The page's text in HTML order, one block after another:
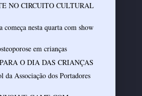
NO CIRCUITO CULTURAL
nesta quarta com show
em crianças
O DIA DAS CRIANÇAS
da Associação dos Portadores